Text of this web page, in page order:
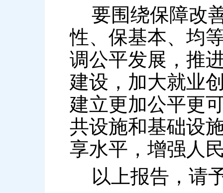
要围绕保障改
性、保基本、均
调公平发展，推
建设，加大就业
建立更加公平更
共设施和基础设
享水平，增强人
以上报告，请